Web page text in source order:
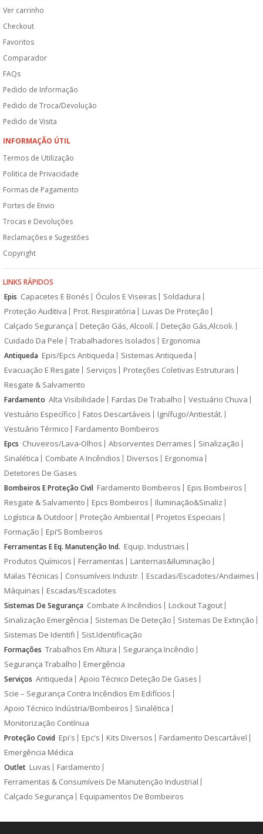
Ver carrinho
Checkout
Favoritos
Comparador
FAQs
Pedido de Informação
Pedido de Troca/Devolução
Pedido de Visita
INFORMAÇÃO ÚTIL
Termos de Utilização
Politica de Privacidade
Formas de Pagamento
Portes de Envio
Trocas e Devoluções
Reclamações e Sugestões
Copyright
LINKS RÁPIDOS
Epis Capacetes E Bonés Óculos E Viseiras
Soldadura
Proteção Auditiva
Prot. Respiratória
Luvas De Proteção
Calçado Segurança
Deteção Gás, Alcoolí.
Deteção Gás,Alcooli.
Cuidado Da Pele
Trabalhadores Isolados Ergonomia
Antiqueda Epis/Epcs Antiqueda
Sistemas Antiqueda
Evacuação E Resgate
Serviços
Proteções Coletivas Estruturais
Resgate & Salvamento
Fardamento Alta Visibilidade Fardas De Trabalho
Vestuário Chuva
Vestuário Específico
Fatos Descartáveis
Ignífugo/Antiestát.
Vestuário Térmico
Fardamento Bombeiros
Epcs Chuveiros/Lava-Olhos Absorventes Derrames
Sinalização
Sinalética
Combate A Incêndios Diversos
Ergonomia
Detetores De Gases
Bombeiros E Proteção Civil Fardamento Bombeiros
Epis Bombeiros
Resgate & Salvamento
Epcs Bombeiros
Iluminação&Sinaliz
Logística & Outdoor
Proteção Ambiental
Projetos Especiais
Formação
Epi’S Bombeiros
Ferramentas E Eq. Manutenção Ind. Equip. Industriais
Produtos Químicos
Ferramentas
Lanternas&Iluminação
Malas Técnicas
Consumíveis Industr.
Escadas/Escadotes/Andaimes
Máquinas
Escadas/Escadotes
Sistemas De Segurança Combate A Incêndios
Lockout Tagout
Sinalização Emergência
Sistemas De Deteção
Sistemas De Extinção
Sistemas De Identifi
Sist.Identificação
Formações Trabalhos Em Altura
Segurança Incêndio
Segurança Trabalho
Emergência
Serviços Antiqueda
Apoio Técnico Deteção De Gases
Scie – Segurança Contra Incêndios Em Edifícios
Apoio Técnico Indústria/Bombeiros
Sinalética
Monitorização Contínua
Proteção Covid Epi's Epc's Kits Diversos
Fardamento Descartável
Emergência Médica
Outlet Luvas
Fardamento
Ferramentas & Consumíveis De Manutenção Industrial
Calçado Segurança
Equipamentos De Bombeiros